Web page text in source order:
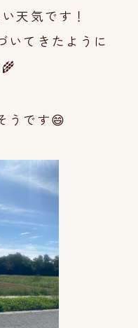
天気です！
いてきたように
うです😄